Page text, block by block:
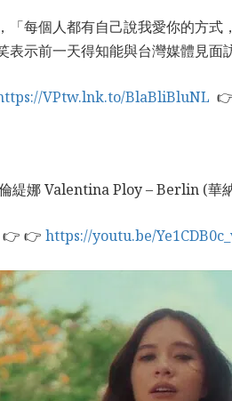
每個人都有自己說我愛你的方
示前一天得知能與台灣媒體見面
VPtw.lnk.to/BlaBliBluNL
緹娜 Valentina Ploy – Berlin (華
👉 👉 https://youtu.be/